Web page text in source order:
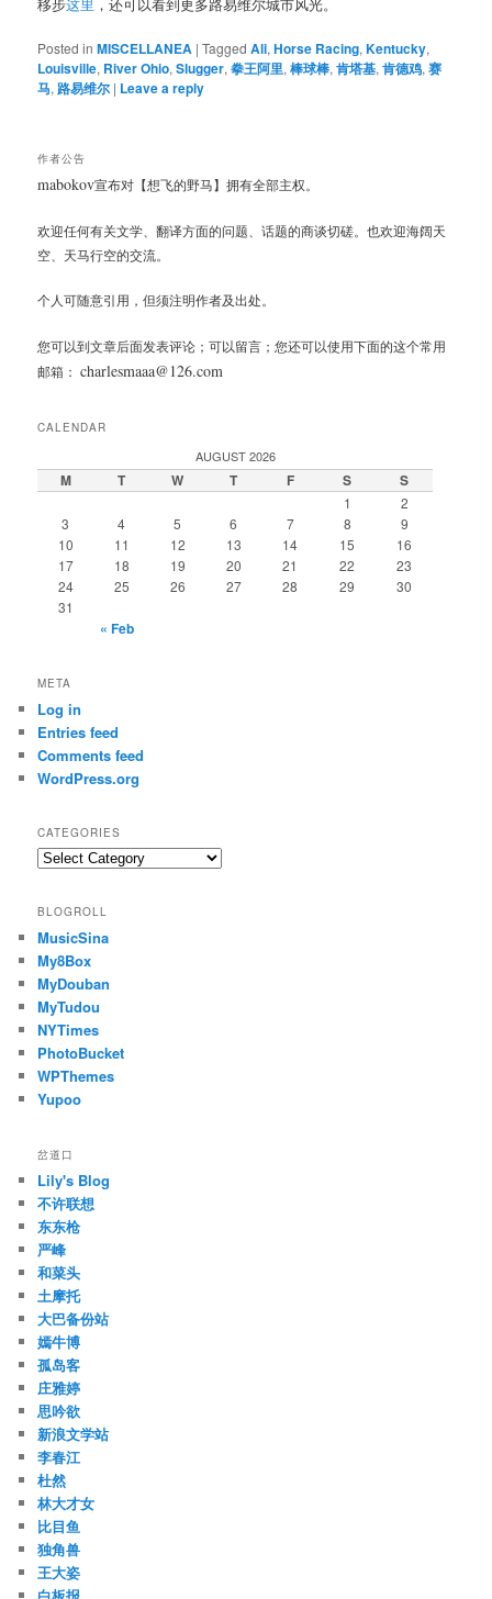
Posted in MISCELLANEA |Tagged Ali,Horse Racing,Kentucky,
Louisville, River Ohio,Slugger,拳王阿里,棒球棒,肯塔基,肯德鸡,赛
马,路易维尔 | Leave a reply
作者公告
mabokov宣布对【想飞的野马】拥有全部主权。
欢迎任何有关文学、翻译方面的问题、话题的商谈切磋。也欢迎海阔天
空、天马行空的交流。
个人可随意引用，但须注明作者及出处。
您可以到文章后面发表评论；可以留言；您还可以使用下面的这个常用
邮箱： charlesmaaa@126.com
CALENDAR
AUGUST 2026
M T W T F S S
1
2
3
4 5 6 7 8
9
10
11 12 13 14 15
16
17
18 19 20 21 22
23
24
25 26 27 28 29
30
31
« Feb
META
Log in
Entries feed
Comments feed
WordPress.org
CATEGORIES
Categories
BLOGROLL
MusicSina
My8Box
MyDouban
MyTudou
NYTimes
PhotoBucket
WPThemes
Yupoo
岔道口
Lily's Blog
不许联想
东东枪
严峰
和菜头
土摩托
大巴备份站
嫣牛博
孤岛客
庄雅婷
思吟欲
新浪文学站
李春江
杜然
林大才女
比目鱼
独角兽
王大姿